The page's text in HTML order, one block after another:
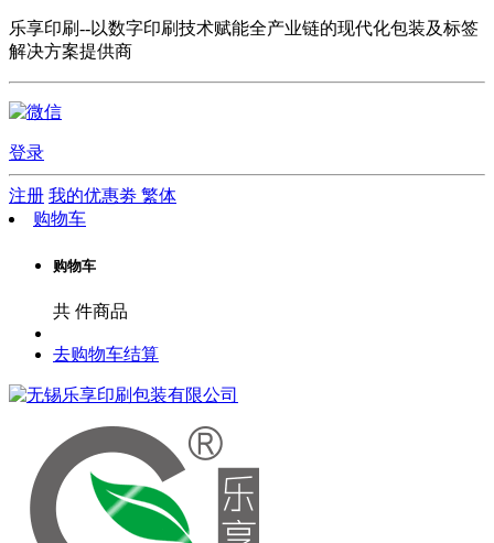
乐享印刷--以数字印刷技术赋能全产业链的现代化包装及标签
解决方案提供商
登录
注册 我的优惠劵 繁体
购物车
购物车
共 件商品
去购物车结算